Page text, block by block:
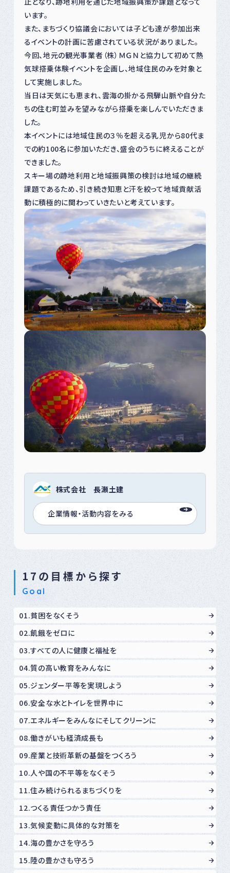
17の目標から探す
Goal
01.貧困をなくそう
02.飢餓をゼロに
03.すべての人に健康と福祉を
04.質の高い教育をみんなに
05.ジェンダー平等を実現しよう
06.安全な水とトイレを世界中に
07.エネルギーをみんなにそしてクリーンに
08.働きがいも経済成長も
09.産業と技術革新の基盤をつくろう
10.人や国の不平等をなくそう
11.住み続けられるまちづくりを
12.つくる責任つかう責任
13.気候変動に具体的な対策を
14.海の豊かさを守ろう
15.陸の豊かさも守ろう
います。
また、まちづくり協議会においては子ども達が参加出来
るイベントの計画に苦慮されている状況がありました。
今回、地元の観光事業者（株）ＭＧＮと協力して初めて熱
気球搭乗体験イベントを企画し、地域住民のみを対象と
して実施しました。
当日は天気にも恵まれ、雲海の掛かる飛騨山脈や自分た
ちの住む町並みを望みながら搭乗を楽しんでいただきま
した。
本イベントには地域住民の３％を超える乳児から80代ま
での約100名に参加いただき、盛会のうちに終えることが
できました。
スキー場の跡地利用と地域振興策の検討は地域の継続
課題であるため、引き続き知恵と汗を絞って地域貢献活
動に積極的に関わっていきたいと考えています。
株式会社 長瀬土建
企業情報・活動内容をみる